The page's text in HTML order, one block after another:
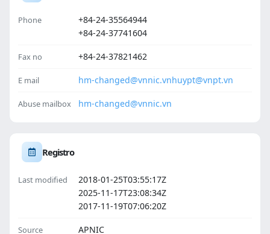
Phone
+84-24-35564944
+84-24-37741604
Fax no +84-24-37821462
E mail hm-changed@vnnic.vnhuypt@vnpt.vn
Abuse mailbox hm-changed@vnnic.vn
Registro
Last modified
2018-01-25T03:55:17Z
2025-11-17T23:08:34Z
2017-11-19T07:06:20Z
Source APNIC